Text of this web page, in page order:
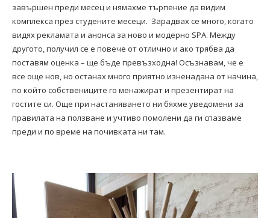
завършен преди месец и нямахме търпение да видим
комплекса през студените месеци. Зарадвах се много, когато
видях рекламата и анонса за ново и модерно SPA. Между
другото, получил се е повече от отлично и ако трябва да
поставям оценка – ще бъде превъзходна! Осъзнавам, че е
все още нов, но останах много приятно изненадана от начина,
по който собствениците го менажират и презентират на
гостите си. Още при настаняването ни бяхме уведомени за
правилата на ползване и учтиво помолени да ги спазваме
преди и по време на почивката ни там.